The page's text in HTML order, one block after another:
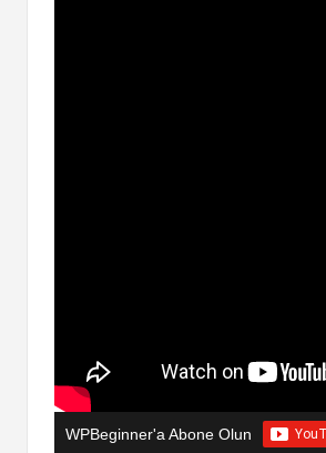
WPBeginner'a Abone Olun